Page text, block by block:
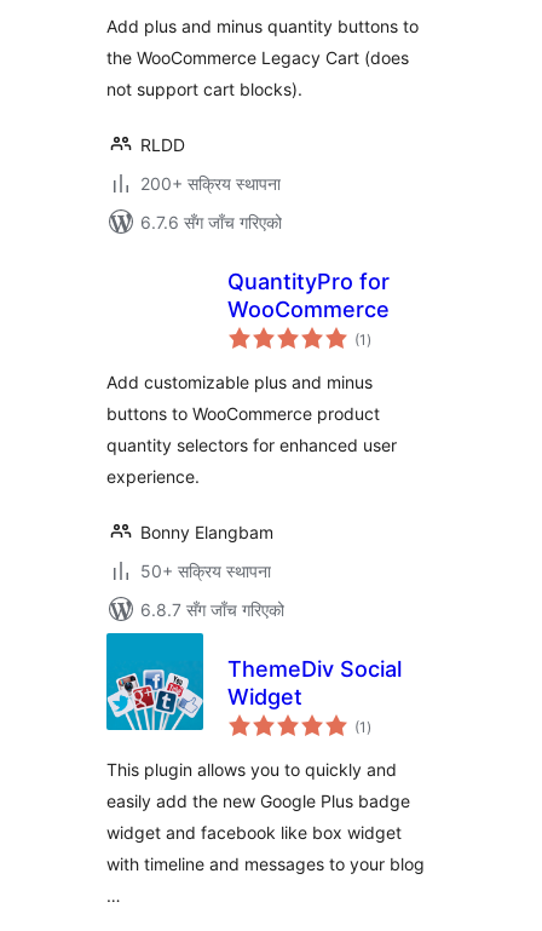
Add plus and minus quantity buttons to
the WooCommerce Legacy Cart (does
not support cart blocks).
RLDD
200+ सक्रिय स्थापना
6.7.6 सँग जाँच गरिएको
QuantityPro for
WooCommerce
(1 कुल
रेटिङ्गहरू
)
Add customizable plus and minus
buttons to WooCommerce product
quantity selectors for enhanced user
experience.
Bonny Elangbam
50+ सक्रिय स्थापना
6.8.7 सँग जाँच गरिएको
ThemeDiv Social
Widget
(1 कुल
रेटिङ्गहरू
)
This plugin allows you to quickly and
easily add the new Google Plus badge
widget and facebook like box widget
with timeline and messages to your blog
…